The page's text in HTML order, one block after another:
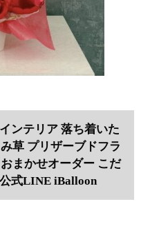
ンテリア 落ち着いた
草 プリザーブドフラ
まかせオーダー こだ
式LINE iBalloon